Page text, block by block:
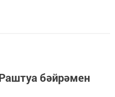
бәйрәмен